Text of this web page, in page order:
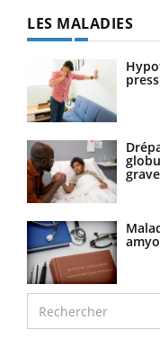
LES MALADIES